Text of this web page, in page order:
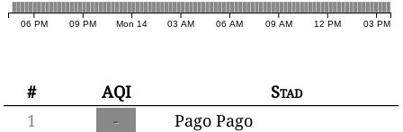
06 PM 09 PM Mon 14 03 AM 06 AM 09 AM 12 PM 03 PM
# AQI
Stad
1
- Pago Pago